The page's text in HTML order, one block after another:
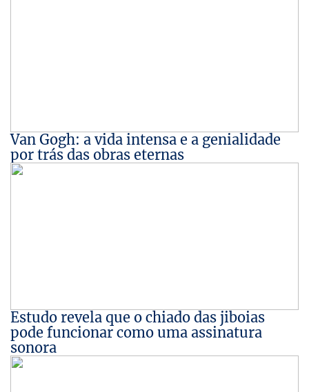
Van Gogh: a vida intensa e a genialidade
por trás das obras eternas
Estudo revela que o chiado das jiboias
pode funcionar como uma assinatura
sonora